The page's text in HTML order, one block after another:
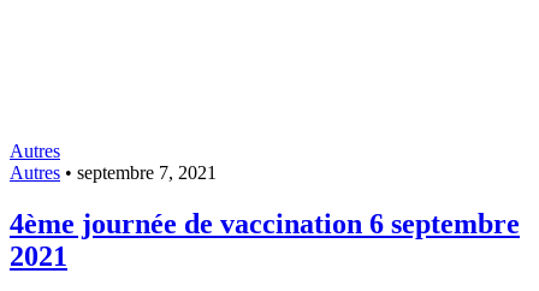
Autres
Autres • septembre 7, 2021
4ème journée de vaccination 6 septembre
2021